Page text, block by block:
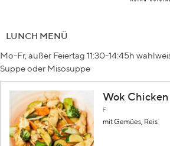
LUNCH MENÜ
Mo-Fr, außer Feiertag 11:30-14:45h
Suppe oder Misosuppe
Wok Chicken
F
mit Gemües, Reis